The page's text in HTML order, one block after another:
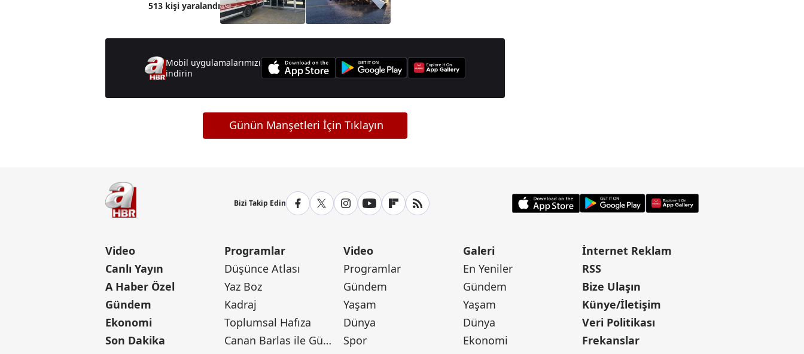
513 kişi yaralandı
Mobil uygulamalarımızı
indirin
Günün Manşetleri İçin Tıklayın
Bizi Takip Edin
Video
Canlı Yayın
A Haber Özel
Gündem
Ekonomi
Son Dakika
Programlar
Düşünce Atlası
Yaz Boz
Kadraj
Toplumsal Hafıza
Canan Barlas ile Gündem
Video
Programlar
Gündem
Yaşam
Dünya
Spor
Galeri
En Yeniler
Gündem
Yaşam
Dünya
Ekonomi
İnternet Reklam
RSS
Bize Ulaşın
Künye/İletişim
Veri Politikası
Frekanslar